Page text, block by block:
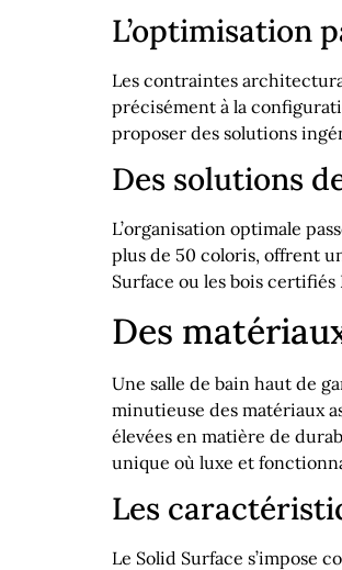
L’optimisation
Les contraintes
précisément à la
proposer des solutions
Des solutions
L’organisation optimale
plus de 50 coloris, offrent
Surface ou les bois
Des
Une salle de bain haut de
minutieuse des matériaux
élevées en matière de
unique où luxe et
Les
Le Solid Surface s’impose